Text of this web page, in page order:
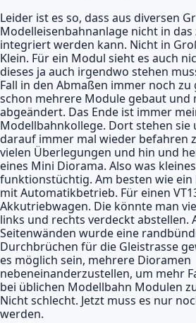
Leider ist es so, dass aus diversen
Modelleisenbahnanlage nicht in das
integriert werden kann. Nicht in
Klein. Für ein Modul sieht es auch
dieses ja auch irgendwo stehen
Fall in den Abmaßen immer noch
schon mehrere Module gebaut und
abgeändert. Das Ende ist immer
Modellbahnkollege. Dort stehen sie
darauf immer mal wieder befahren
vielen Überlegungen und hin und
eines Mini Diorama. Also was
funktionstüchtig. Am besten wie
mit Automatikbetrieb. Für einen
Akkutriebwagen. Die könnte man
links und rechts verdeckt abstellen.
Seitenwänden wurde eine
Durchbrüchen für die Gleistrasse
es möglich sein, mehrere Dioramen
nebeneinanderzustellen, um mehr
bei üblichen Modellbahn Modulen
Nicht schlecht. Jetzt muss es nur
werden.